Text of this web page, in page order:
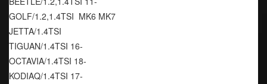
GOLF/1.2,1.4TSI  MK6 MK7
JETTA/1.4TSI
TIGUAN/1.4TSI 16-
OCTAVIA/1.4TSI 18-
KODIAQ/1.4TSI 17-